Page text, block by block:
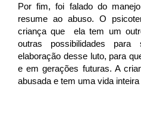
Por fim, foi falado do
resume ao abuso. O
criança que ela tem um
outras possibilidades
elaboração desse luto, para
e em gerações futuras. A
abusada e tem uma vida inteira